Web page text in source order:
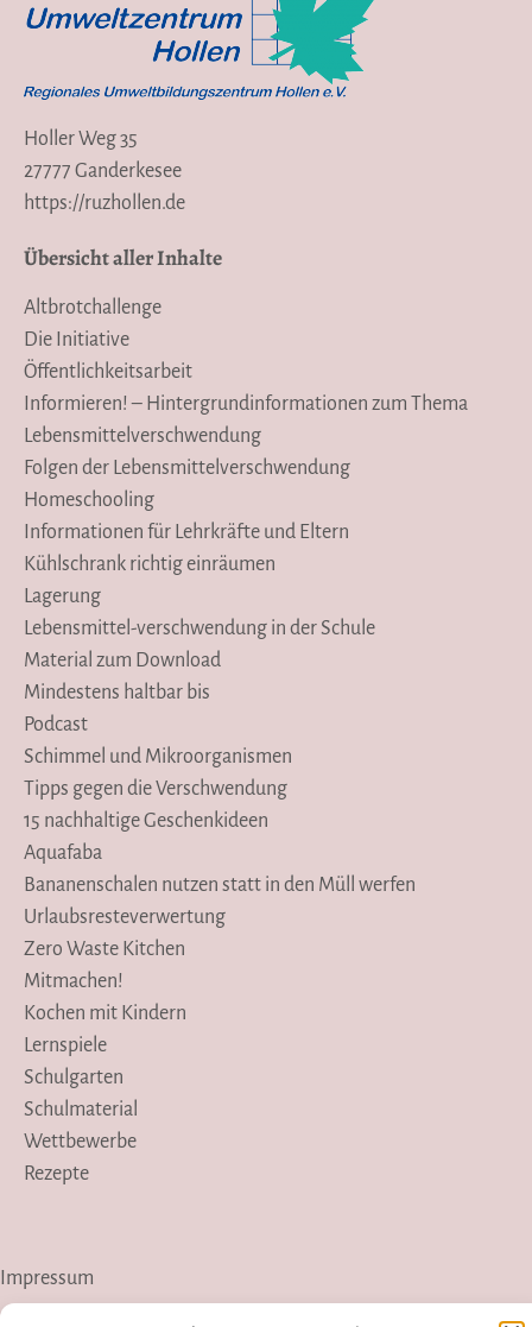
Holler Weg 35
27777 Ganderkesee
https://ruzhollen.de
Übersicht aller Inhalte
Altbrotchallenge
Die Initiative
Öffentlichkeitsarbeit
Informieren! – Hintergrundinformationen zum Thema
Lebensmittelverschwendung
Folgen der Lebensmittelverschwendung
Homeschooling
Informationen für Lehrkräfte und Eltern
Kühlschrank richtig einräumen
Lagerung
Lebensmittel-verschwendung in der Schule
Material zum Download
Mindestens haltbar bis
Podcast
Schimmel und Mikroorganismen
Tipps gegen die Verschwendung
15 nachhaltige Geschenkideen
Aquafaba
Bananenschalen nutzen statt in den Müll werfen
Urlaubsresteverwertung
Zero Waste Kitchen
Mitmachen!
Kochen mit Kindern
Lernspiele
Schulgarten
Schulmaterial
Wettbewerbe
Rezepte
Impressum